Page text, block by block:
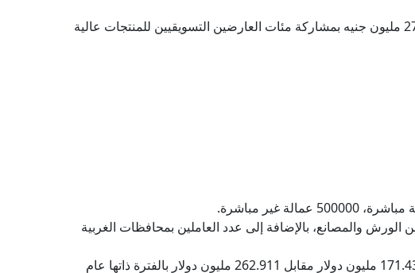
إقامة وتنظيم المعارض الداخلية، لدعم صناع الأثاث مثل معرض صنع في دمياط، الذي حقق إجمالي مبيعات تبلغ 270 مليون جنيه بمشاركة مئات العارضين التسويقيين للمنتجات عالية
دمياط على 75% من صادرات صناعة الأثاث التي تتمتع بقيمة مضافة 50%، نتيجة لتركز بها 35%من الورش والمصانع، بالإضافة إلى عدد العاملين بمحافظات الغربية
سجلت واردات مصر الخشبية تراجعًا بقيمة 91.476 مليون دولار خلال يناير وفبراير من العام الحالي 2024 بقيمة 171.435 مليون دولار مقابل 262.911 مليون دولار بالفترة ذاتها عام